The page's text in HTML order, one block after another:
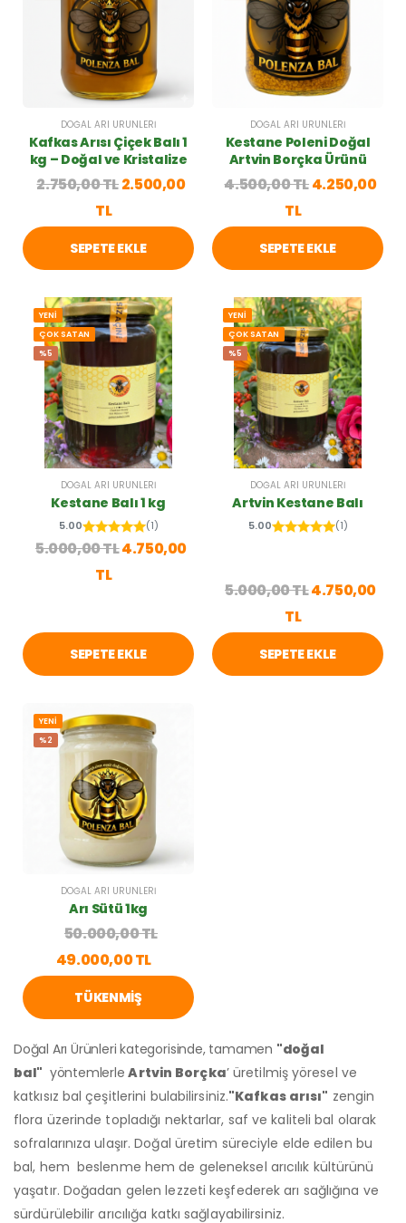
DOĞAL ARI ÜRÜNLERI
Kafkas Arısı Çiçek Balı 1
kg – Doğal ve Kristalize
2.750,00 TL2.500,00
TL
SEPETE EKLE
DOĞAL ARI ÜRÜNLERI
Kestane Poleni Doğal
Artvin Borçka Ürünü
4.500,00 TL4.250,00
TL
SEPETE EKLE
YENİ
ÇOK SATAN
%5
DOĞAL ARI ÜRÜNLERI
Kestane Balı 1 kg
5.00 (1)
5.000,00 TL4.750,00
TL
SEPETE EKLE
YENİ
ÇOK SATAN
%5
DOĞAL ARI ÜRÜNLERI
Artvin Kestane Balı
5.00 (1)
5.000,00 TL4.750,00
TL
SEPETE EKLE
YENİ
%2
DOĞAL ARI ÜRÜNLERI
Arı Sütü 1kg
50.000,00 TL
49.000,00 TL
TÜKENMIŞ
Doğal Arı Ürünleri kategorisinde, tamamen "doğal
bal" yöntemlerleArtvin Borçka’ üretilmiş yöresel ve
katkısız bal çeşitlerini bulabilirsiniz."Kafkas arısı" zengin
flora üzerinde topladığı nektarlar, saf ve kaliteli bal olarak
sofralarınıza ulaşır. Doğal üretim süreciyle elde edilen bu
bal, hem beslenme hem de geleneksel arıcılık kültürünü
yaşatır. Doğadan gelen lezzeti keşfederek arı sağlığına ve
sürdürülebilir arıcılığa katkı sağlayabilirsiniz.